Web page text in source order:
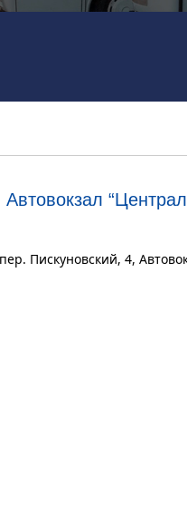
Автовокзал
Пискуновский, 4,